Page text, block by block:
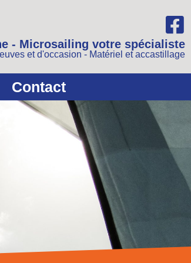
- Microsailing votre spécialiste
et d'occasion - Matériel et accastillage
Contact